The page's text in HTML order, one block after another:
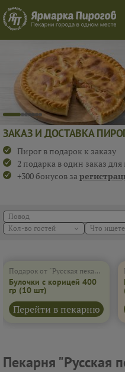
ЗАКАЗ И ДОСТАВКА
Пирог в подарок к заказу
2 подарка в один заказ
+300 бонусов за
Повод
Кол-во гостей
Что ищете
Подарок от "Русская пекарня"
Булочки с корицей 400
гр (10 шт)
Перейти в пекарню
Пекарня "Русская